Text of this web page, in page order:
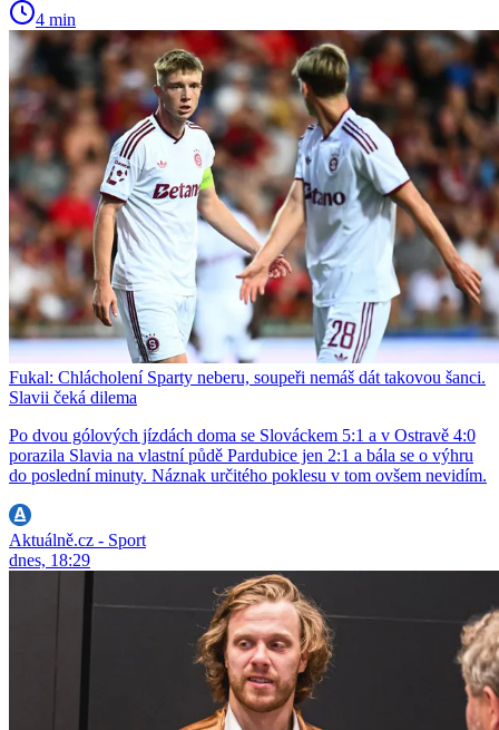
4 min
Fukal: Chlácholení Sparty neberu, soupeři nemáš dát takovou šanci.
Slavii čeká dilema
Po dvou gólových jízdách doma se Slováckem 5:1 a v Ostravě 4:0
porazila Slavia na vlastní půdě Pardubice jen 2:1 a bála se o výhru
do poslední minuty. Náznak určitého poklesu v tom ovšem nevidím.
Aktuálně.cz - Sport
dnes, 18:29